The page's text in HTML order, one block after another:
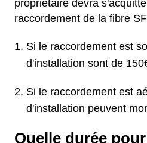
propriétaire devra
raccordement de la fibre
Si le raccordement est
d'installation sont de
Si le raccordement est
d'installation peuvent
Quelle durée